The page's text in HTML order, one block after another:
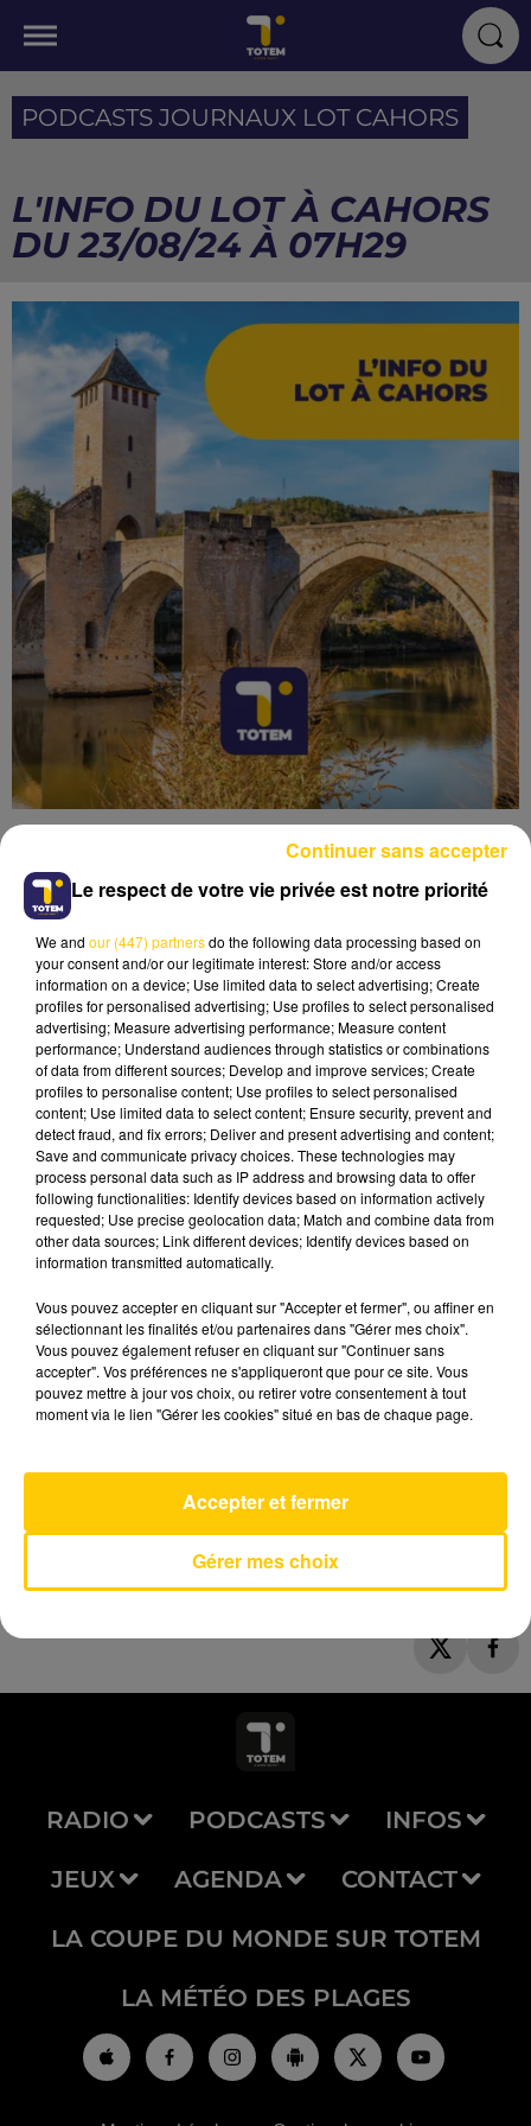
PODCASTS JOURNAUX LOT CAHORS
L'INFO DU LOT À CAHORS
DU 23/08/24 À 07H29
Lecture (5 min)
23 août 2024 - 5 min
L'INFO DU LOT À CAHORS DU 23/08/24
À 07H29
L'info du Lot à Cahors
COCK ROBIN
AVEYRON NORD
RADIO PODCASTS INFOS
JEUX AGENDA CONTACT
LA COUPE DU MONDE SUR TOTEM
LA MÉTÉO DES PLAGES
Le respect de votre vie privée est notre priorité
We and our (447) partnersdo the following data processing based on
your consent and/or our legitimate interest: Store and/or access
information on a device; Use limited data to select advertising; Create
profiles for personalised advertising; Use profiles to select personalised
advertising; Measure advertising performance; Measure content
performance; Understand audiences through statistics or combinations
of data from different sources; Develop and improve services; Create
profiles to personalise content; Use profiles to select personalised
content; Use limited data to select content; Ensure security, prevent and
detect fraud, and fix errors; Deliver and present advertising and content;
Save and communicate privacy choices. These technologies may
process personal data such as IP address and browsing data to offer
following functionalities: Identify devices based on information actively
requested; Use precise geolocation data; Match and combine data from
other data sources; Link different devices; Identify devices based on
information transmitted automatically.
Vous pouvez accepter en cliquant sur "Accepter et fermer", ou affiner en
sélectionnant les finalités et/ou partenaires dans "Gérer mes choix".
Vous pouvez également refuser en cliquant sur "Continuer sans
accepter". Vos préférences ne s'appliqueront que pour ce site. Vous
pouvez mettre à jour vos choix, ou retirer votre consentement à tout
moment via le lien "Gérer les cookies" situé en bas de chaque page.
Gérer mes choix
Accepter et fermer
Continuer sans accepter